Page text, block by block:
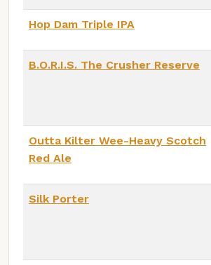
Hop Dam Triple IPA
B.O.R.I.S. The Crusher Reserve
Outta Kilter Wee-Heavy Scotch
Red Ale
Silk Porter